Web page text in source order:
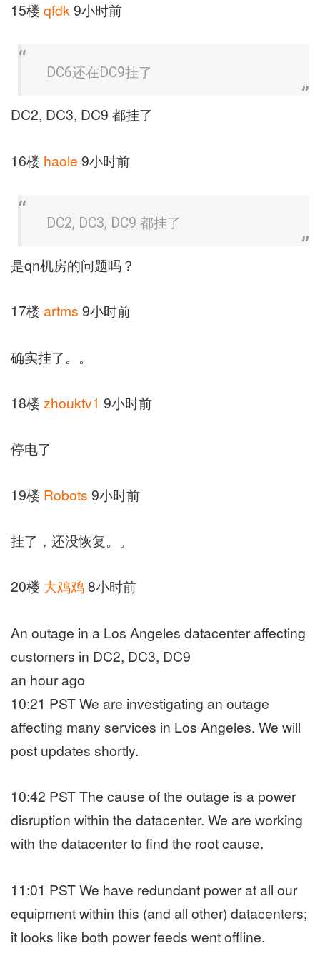
15楼 qfdk9小时前
DC6还在DC9挂了
DC2, DC3, DC9 都挂了
16楼 haole 9小时前
DC2, DC3, DC9 都挂了
是qn机房的问题吗？
17楼 artms 9小时前
确实挂了。。
18楼 zhouktv1 9小时前
停电了
19楼 Robots 9小时前
挂了，还没恢复。。
20楼 大鸡鸡8小时前
An outage in a Los Angeles datacenter affecting
customers in DC2, DC3, DC9
an hour ago
10:21 PST We are investigating an outage
affecting many services in Los Angeles. We will
post updates shortly.
10:42 PST The cause of the outage is a power
disruption within the datacenter. We are working
with the datacenter to find the root cause.
11:01 PST We have redundant power at all our
equipment within this (and all other) datacenters;
it looks like both power feeds went offline.